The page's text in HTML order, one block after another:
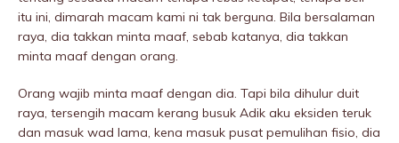
itu ini, dimarah macam kami ni tak berguna. Bila bersalaman
raya, dia takkan minta maaf, sebab katanya, dia takkan
minta maaf dengan orang.
Orang wajib minta maaf dengan dia. Tapi bila dihulur duit
raya, tersengih macam kerang busuk Adik aku eksiden teruk
dan masuk wad lama, kena masuk pusat pemulihan fisio, dia